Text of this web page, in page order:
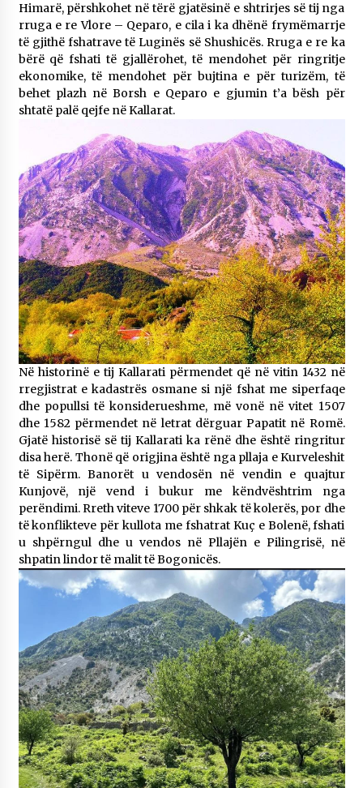
Faksimilet e një 83 vjetori lufte: Çfarë shkruan
Vexhi Buharaja për Heroin e Popullit, Mumin
Selami.
04/10/2025
KALLARATI NË AKSIONET KOMBËTARE PËR
RINDËRTIMIN E VENDIT – NGA ÇIZE XHAFERAJ
Himarë, përshkohet në tërë gjatësinë e shtrirjes së tij nga
rruga e re Vlore – Qeparo, e cila i ka dhënë frymëmarrje
të gjithë fshatrave të Luginës së Shushicës. Rruga e re ka
bërë që fshati të gjallërohet, të mendohet për ringritje
ekonomike, të mendohet për bujtina e për turizëm, të
behet plazh në Borsh e Qeparo e gjumin t’a bësh për
shtatë palë qejfe në Kallarat.
Në historinë e tij Kallarati përmendet që në vitin 1432 në
rregjistrat e kadastrës osmane si një fshat me siperfaqe
dhe popullsi të konsiderueshme, më vonë në vitet 1507
dhe 1582 përmendet në letrat dërguar Papatit në Romë.
Gjatë historisë së tij Kallarati ka rënë dhe është ringritur
disa herë. Thonë që origjina është nga pllaja e Kurveleshit
të Sipërm. Banorët u vendosën në vendin e quajtur
Kunjovë, një vend i bukur me këndvështrim nga
perëndimi. Rreth viteve 1700 për shkak të kolerës, por dhe
të konflikteve për kullota me fshatrat Kuç e Bolenë, fshati
u shpërngul dhe u vendos në Pllajën e Pilingrisë, në
shpatin lindor të malit të Bogonicës.